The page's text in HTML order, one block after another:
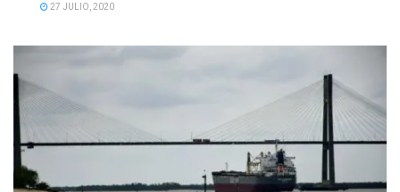
27 JULIO, 2020